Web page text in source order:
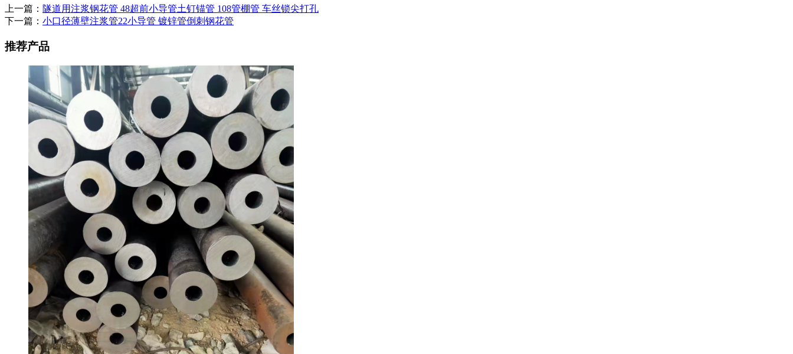
上一篇： 隧道用注浆钢花管 48超前小导管土钉锚管 108管棚管 车丝锁尖打孔
下一篇： 小口径薄壁注浆管22小导管 镀锌管倒刺钢花管
推荐产品